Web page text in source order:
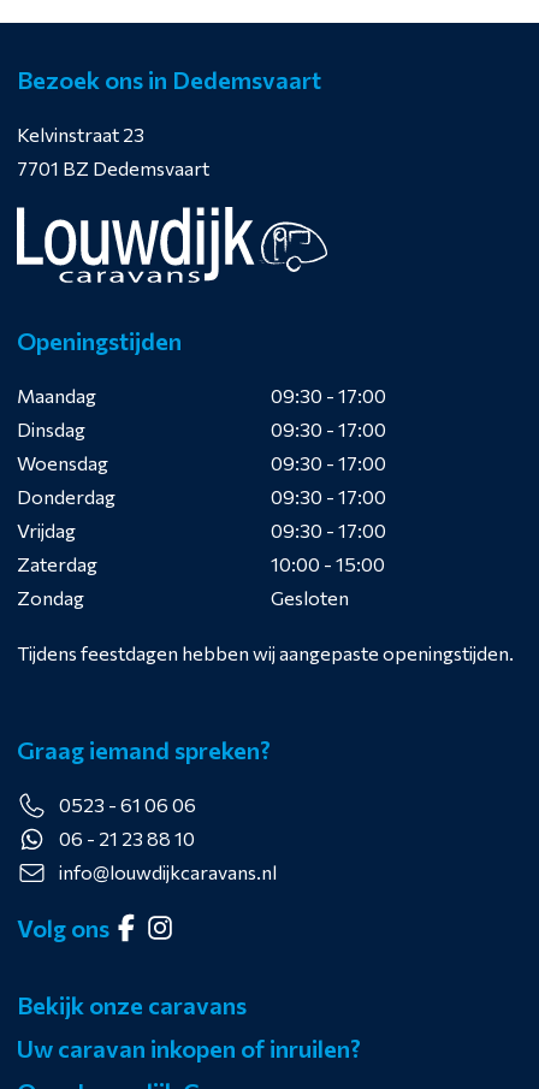
Bezoek ons in Dedemsvaart
Kelvinstraat 23
7701 BZ Dedemsvaart
Openingstijden
Maandag
09:30 - 17:00
Dinsdag
09:30 - 17:00
Woensdag
09:30 - 17:00
Donderdag
09:30 - 17:00
Vrijdag
09:30 - 17:00
Zaterdag
10:00 - 15:00
Zondag
Gesloten
Tijdens feestdagen hebben wij aangepaste openingstijden.
Graag iemand spreken?
0523 - 61 06 06
06 - 21 23 88 10
info@louwdijkcaravans.nl
Volg ons
Bekijk onze caravans
Uw caravan inkopen of inruilen?